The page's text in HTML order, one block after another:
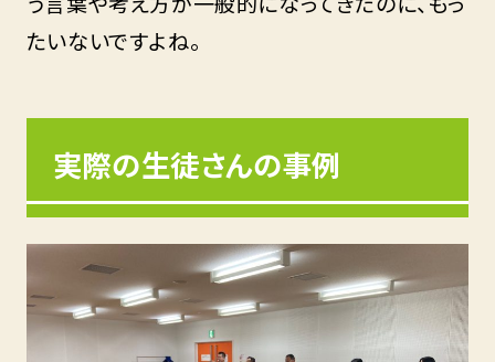
たいないですよね。
実際の生徒さんの事例